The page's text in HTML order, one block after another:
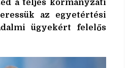
a teljes kormányzati
az egyetértési
ügyekért felelős